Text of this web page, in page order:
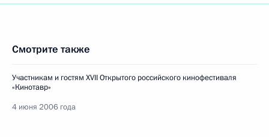
Смотрите также
Участникам и гостям XVII Открытого российского кинофестиваля
«Кинотавр»
4 июня 2006 года